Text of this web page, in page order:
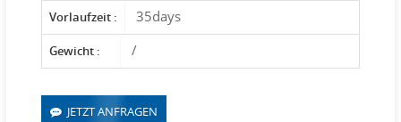
Vorlaufzeit : 35days
Gewicht : /
JETZT ANFRAGEN